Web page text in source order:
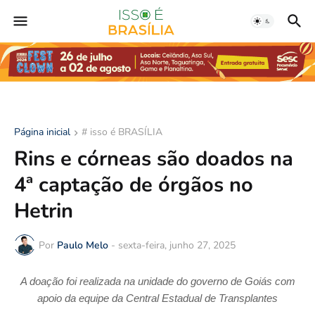
Página inicial # isso é BRASÍLIA
Rins e córneas são doados na
4ª captação de órgãos no
Hetrin
Por Paulo Melo - sexta-feira, junho 27, 2025
A doação foi realizada na unidade do governo de Goiás com
apoio da equipe da Central Estadual de Transplantes